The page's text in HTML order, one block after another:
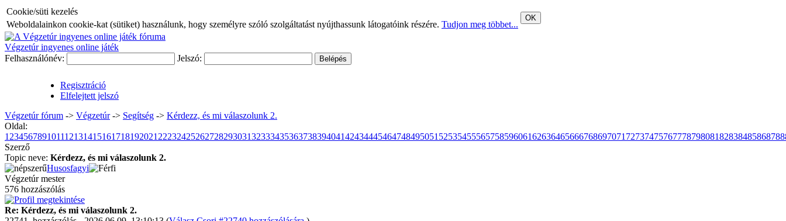
Cookie/süti kezelés
OK
Weboldalainkon cookie-kat (sütiket) használunk, hogy személyre szóló szolgáltatást nyújthassunk látogatóink részére. Tudjon meg többet...
Végzetúr ingyenes online játék
Felhasználónév:
Jelszó:
Regisztráció
Elfelejtett jelszó
Végzetúr fórum -> Végzetúr-> Segítség -> Kérdezz, és mi válaszolunk 2.
Oldal:
1 23456789101112131415161718192021 222324252627282930313233343536373839404142434445464748495051 5253545556575859606162636465666768697071 7273747576777879808182838485868788
Szerző
Topic neve: Kérdezz, és mi válaszolunk 2.
Husosfagyi
Végzetúr mester
576 hozzászólás
Re: Kérdezz, és mi válaszolunk 2.